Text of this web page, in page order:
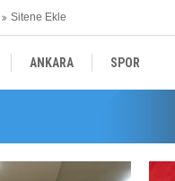
Sitene Ekle
ANKARA SPOR